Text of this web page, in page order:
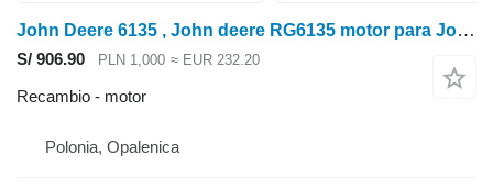
John Deere 6135 , John deere RG6135 motor para John Deere 6135 tractor de ruedas
S/ 906.90 PLN 1,000 ≈ EUR 232.20
Recambio - motor
Polonia, Opalenica